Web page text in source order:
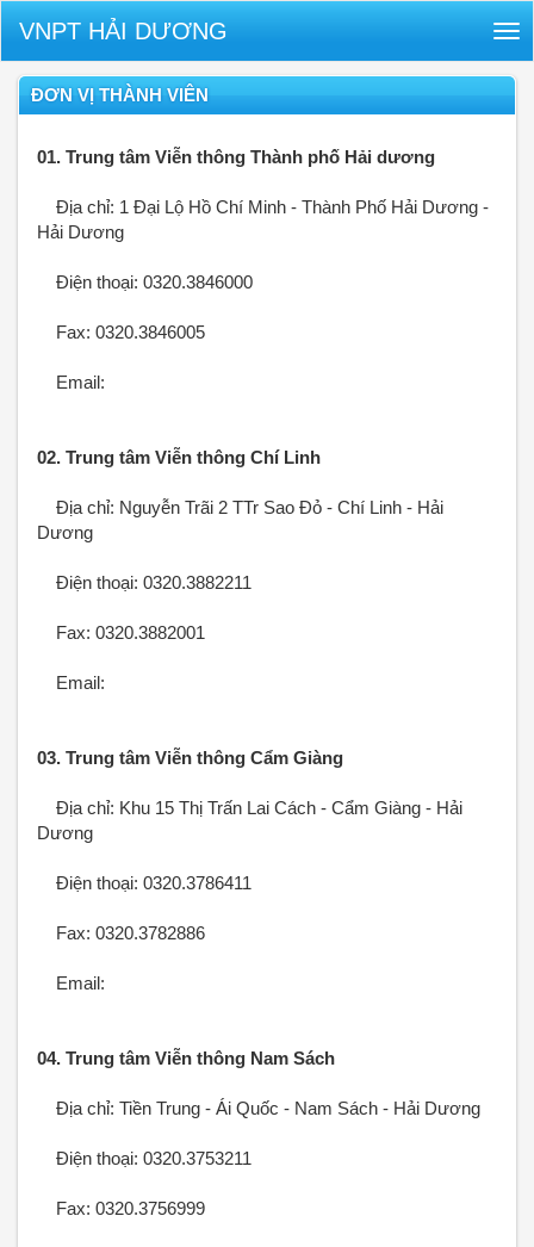
VNPT HẢI DƯƠNG
ĐƠN VỊ THÀNH VIÊN
01. Trung tâm Viễn thông Thành phố Hải dương
Địa chỉ: 1 Đại Lộ Hồ Chí Minh - Thành Phố Hải Dương -
Hải Dương
Điện thoại: 0320.3846000
Fax: 0320.3846005
Email:
02. Trung tâm Viễn thông Chí Linh
Địa chỉ: Nguyễn Trãi 2 TTr Sao Đỏ - Chí Linh - Hải
Dương
Điện thoại: 0320.3882211
Fax: 0320.3882001
Email:
03. Trung tâm Viễn thông Cẩm Giàng
Địa chỉ: Khu 15 Thị Trấn Lai Cách - Cẩm Giàng - Hải
Dương
Điện thoại: 0320.3786411
Fax: 0320.3782886
Email:
04. Trung tâm Viễn thông Nam Sách
Địa chỉ: Tiền Trung - Ái Quốc - Nam Sách - Hải Dương
Điện thoại: 0320.3753211
Fax: 0320.3756999